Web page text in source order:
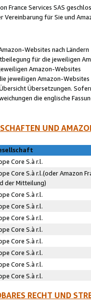
France Services SAS
für Sie und
Websites nach Ländern
für die jeweiligen
Amazon-Websites
jeweiligen Amazon-Websites
Übersetzungen.
die englische
UND
Core S.à r.l.
Core S.à r.l.(oder Amazon
der Mitteilung)
Core S.à r.l.
Core S.à r.l.
Core S.à r.l.
Core S.à r.l.
Core S.à r.l.
Core S.à r.l.
Core S.à r.l.
Core S.à r.l.
RECHT UND